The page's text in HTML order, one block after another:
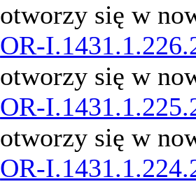
otworzy się w
OR-
otworzy się w
OR-
otworzy się w
OR-